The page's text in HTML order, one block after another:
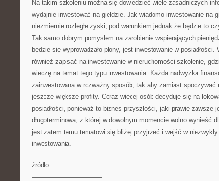
Na takim szkoleniu można się dowiedzieć wiele zasadniczych
wydajnie inwestować na giełdzie. Jak wiadomo inwestowanie na
niezmiernie rozległe zyski, pod warunkiem jednak że będzie to
Tak samo dobrym pomysłem na zarobienie wspierających
będzie się wyprowadzało plony, jest inwestowanie w
również zapisać na inwestowanie w nieruchomości szkolenie,
wiedzę na temat tego typu inwestowania. Każda nadwyżka
zainwestowana w rozważny sposób, tak aby zamiast spoczywać
jeszcze większe profity. Coraz więcej osób decyduje się na
posiadłości, ponieważ to biznes przyszłości, jaki prawie zawsze
długoterminowa, z której w dowolnym momencie wolno wynieść
jest zatem temu tematowi się bliżej przyjrzeć i wejść w
inwestowania.
źródło:
———————————